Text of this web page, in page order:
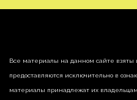
Все материалы на данном сайте взяты
предоставляются исключительно в
материалы принадлежат их